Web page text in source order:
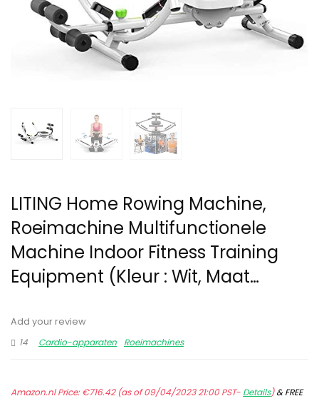
LITING Home Rowing Machine,
Roeimachine Multifunctionele
Machine Indoor Fitness Training
Equipment (Kleur : Wit, Maat…
Add your review
14
Cardio-apparaten Roeimachines
Amazon.nl Price:€716.42(as of 09/04/2023 21:00 PST- Details)&FREE